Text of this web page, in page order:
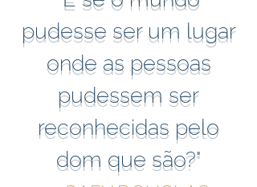
pudesse ser um lugar
onde as pessoas
pudessem ser
reconhecidas pelo
dom que são?"